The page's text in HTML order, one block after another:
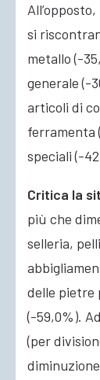
si
metallo (-
generale (-
articoli di
ferramenta
speciali (-
Critica la
più che
selleria,
delle pietre
(-59,0%).
(per